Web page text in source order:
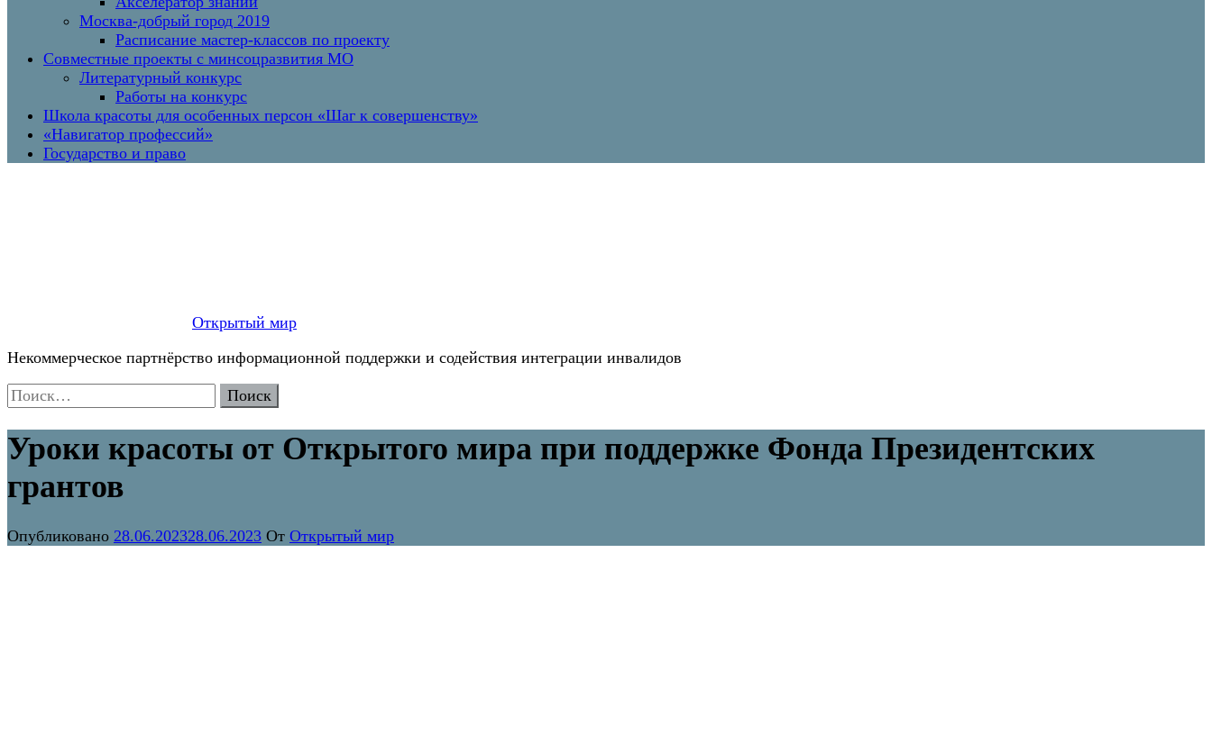
Москва-добрый город 2019
Расписание мастер-классов по проекту
Совместные проекты с минсоцразвития МО
Литературный конкурс
Работы на конкурс
Школа красоты для особенных персон «Шаг к совершенству»
«Навигатор профессий»
Государство и право
Открытый мир
Некоммерческое партнёрство информационной поддержки и содействия интеграции инвалидов
Найти:
Уроки красоты от Открытого мира при поддержке Фонда Президентских
грантов
Опубликовано 28.06.202328.06.2023 От Открытый мир